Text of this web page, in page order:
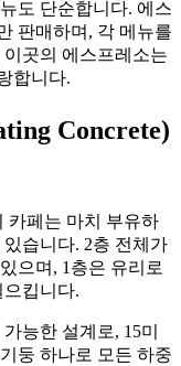
도 단순합니다. 에스
판매하며, 각 메뉴를
곳의 에스프레소는
합니다.
Concrete)
카페는 마치 부유하
습니다. 2층 전체가
으며, 1층은 유리로
킵니다.
능한 설계로, 15미
둥 하나로 모든 하중